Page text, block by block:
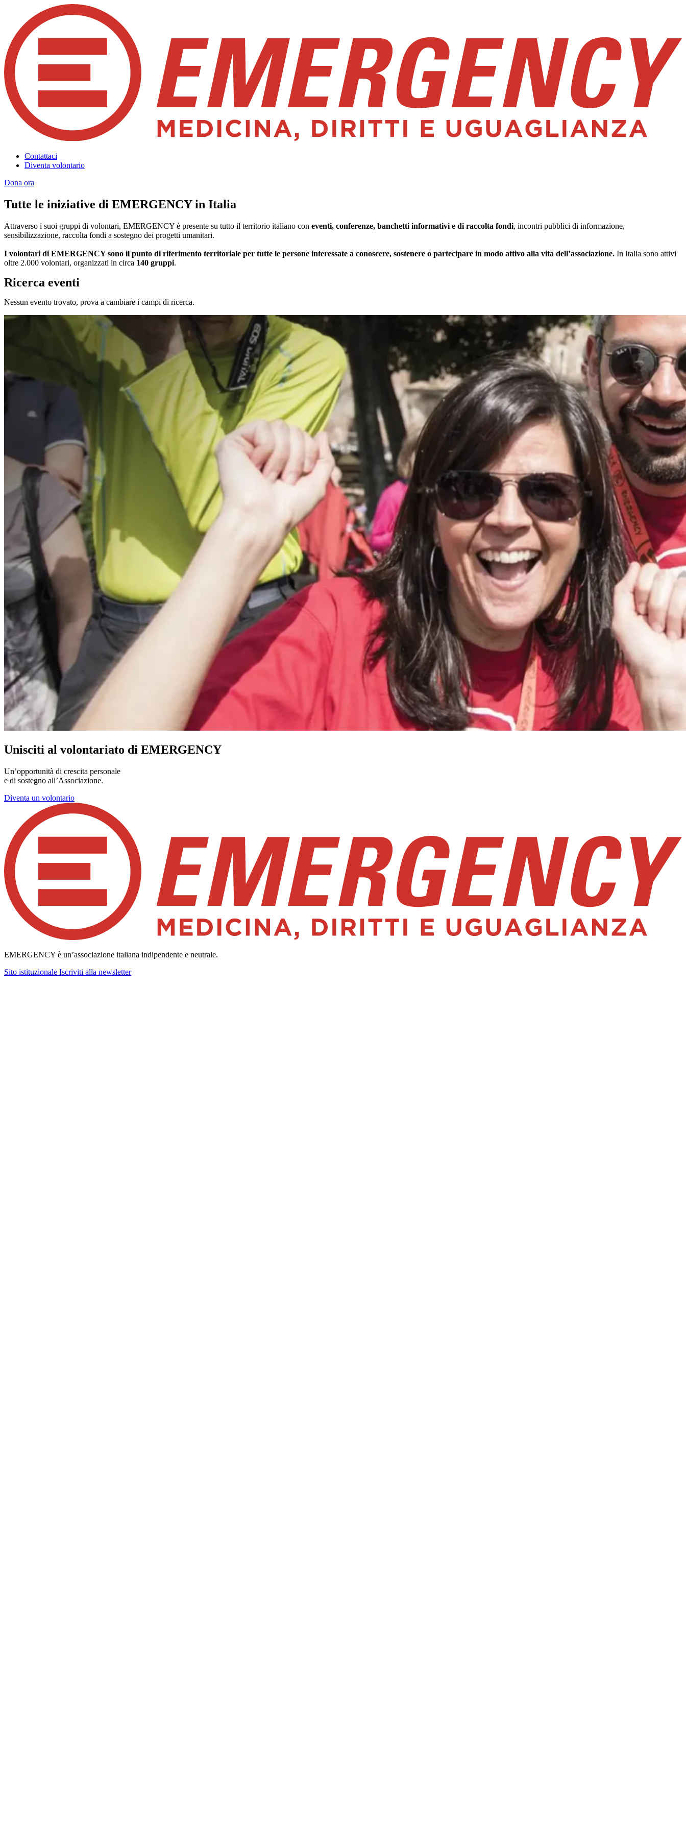
Contattaci
Diventa volontario
Dona ora
Tutte le iniziative di EMERGENCY in Italia
Attraverso i suoi gruppi di volontari, EMERGENCY è presente su tutto il territorio italiano con eventi, conferenze, banchetti informativi e di raccolta fondi, incontri pubblici di informazione,
sensibilizzazione, raccolta fondi a sostegno dei progetti umanitari.
I volontari di EMERGENCY sono il punto di riferimento territoriale per tutte le persone interessate a conoscere, sostenere o partecipare in modo attivo alla vita dell’associazione. In Italia sono attivi
oltre 2.000 volontari, organizzati in circa 140 gruppi.
Ricerca eventi
Nessun evento trovato, prova a cambiare i campi di ricerca.
Unisciti al volontariato di EMERGENCY
Un’opportunità di crescita personale
e di sostegno all’Associazione.
Diventa un volontario
EMERGENCY è un’associazione italiana indipendente e neutrale.
Sito istituzionale Iscriviti alla newsletter